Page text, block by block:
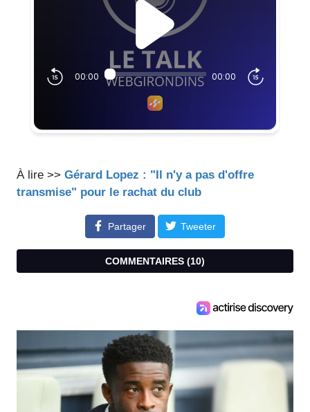
À lire >> Gérard Lopez : "Il n'y a pas d'offre
transmise" pour le rachat du club
Partager Tweeter
COMMENTAIRES (10)